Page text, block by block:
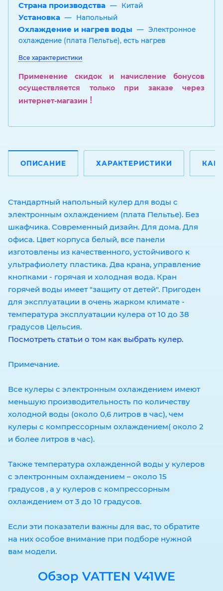
Страна производства — Китай
Установка — Напольный
Охлаждение и нагрев воды — Электронное
охлаждение (плата Пельтье), есть нагрев
Все характеристики
Применение скидок и начисление бонусов
осуществляется только при заказе через
интернет-магазин !
ОПИСАНИЕ ХАРАКТЕРИСТИКИ КАК
Стандартный напольный кулер для воды с
электронным охлаждением (плата Пельтье). Без
шкафчика. Современный дизайн. Для дома. Для
офиса. Цвет корпуса белый, все панели
изготовлены из качественного, устойчивого к
ультрафиолету пластика. Два крана, управление
кнопками - горячая и холодная вода. Кран
горячей воды имеет "защиту от детей". Пригоден
для эксплуатации в очень жарком климате -
температура эксплуатации кулера от 10 до 38
градусов Цельсия.
Посмотреть статьи о том как выбрать кулер.
Примечание.
Все кулеры с электронным охлаждением имеют
меньшую производительность по количеству
холодной воды (около 0,6 литров в час), чем
кулеры с компрессорным охлаждением( около 2
и более литров в час).
Также температура охлажденной воды у кулеров
с электронным охлаждением – около 15
градусов , а у кулеров с компрессорным
охлаждением от 3 до 10 градусов.
Если эти показатели важны для вас, то обратите
на них особое внимание при подборе нужной
вам модели.
Обзор VATTEN V41WE